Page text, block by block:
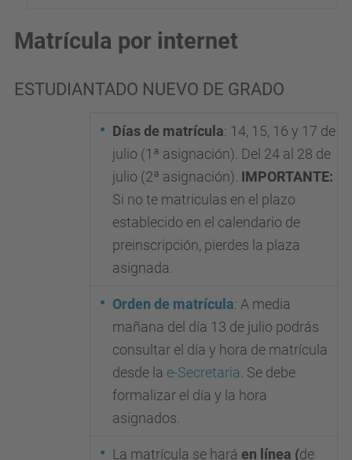
Matrícula por internet
ESTUDIANTADO NUEVO DE GRADO
Díasde matrícula: 14, 15, 16 y 17 de
julio (1ª asignación). Del 24 al 28 de
julio (2ª asignación). IMPORTANTE:
Si no te matriculas en el plazo
establecido en el calendario de
preinscripción, pierdes la plaza
asignada.
Orden de matrícula: A media
mañana del día 13 de julio podrás
consultar el día y hora de matrícula
desde la e-Secretaria . Se debe
formalizar el día y la hora
asignados.
La matrícula se hará en línea (de